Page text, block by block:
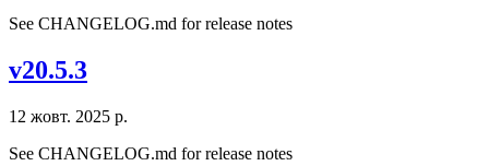
See CHANGELOG.md for release notes
v20.5.3
12 жовт. 2025 р.
See CHANGELOG.md for release notes